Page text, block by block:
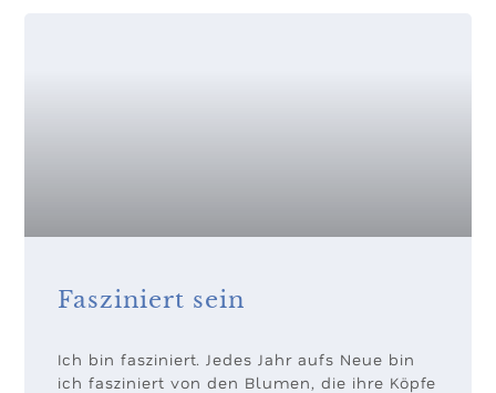
Fasziniert sein
Ich bin fasziniert. Jedes Jahr aufs Neue bin
ich fasziniert von den Blumen, die ihre Köpfe